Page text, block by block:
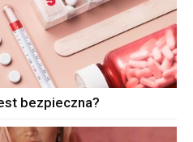
bezpieczna?